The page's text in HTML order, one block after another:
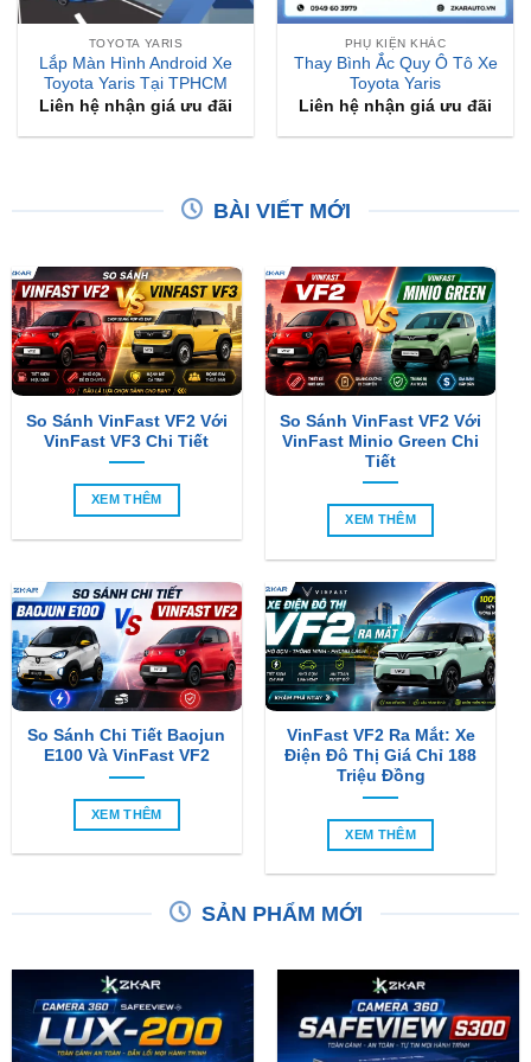
TOYOTA YARIS
Lắp Màn Hình Android Xe
Toyota Yaris Tại TPHCM
Liên hệ nhận giá ưu đãi
PHỤ KIỆN KHÁC
Thay Bình Ắc Quy Ô Tô Xe
Toyota Yaris
Liên hệ nhận giá ưu đãi
BÀI VIẾT MỚI
So Sánh VinFast VF2 Với
VinFast VF3 Chi Tiết
XEM THÊM
So Sánh VinFast VF2 Với
VinFast Minio Green Chi
Tiết
XEM THÊM
So Sánh Chi Tiết Baojun
E100 Và VinFast VF2
XEM THÊM
VinFast VF2 Ra Mắt: Xe
Điện Đô Thị Giá Chỉ 188
Triệu Đồng
XEM THÊM
SẢN PHẨM MỚI